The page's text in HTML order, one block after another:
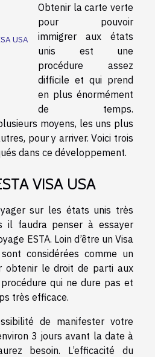
USA
Obtenir la carte verte
pour pouvoir
immigrer aux états
unis est une
procédure assez
difficile et qui prend
en plus énormément
de temps.
moyens, les uns plus
pour y arriver. Voici trois
dans ce développement.
VISA USA
sur les états unis très
il faudra penser à essayer
ESTA. Loin d’être un Visa
considérées comme un
obtenir le droit de parti aux
qui ne dure pas et
très efficace.
de manifester votre
3 jours avant la date à
besoin. L’efficacité du